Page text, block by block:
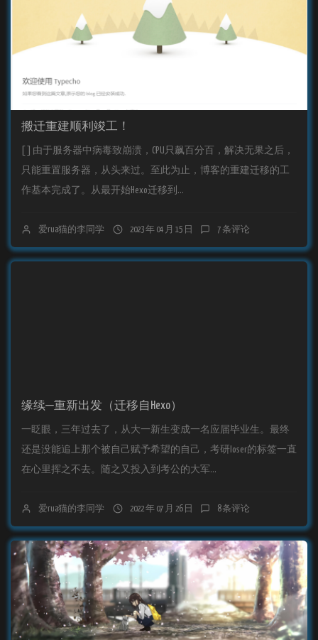
搬迁重建顺利竣工！
[ ] 由于服务器中病毒致崩溃，CPU只飙百分百，解决无果之后，
只能重置服务器，从头来过。至此为止，博客的重建迁移的工
作基本完成了。从最开始Hexo迁移到...
爱rua猫的李同学 2023 年 04 月 15 日 7 条评论
缘续—重新出发（迁移自Hexo）
一眨眼，三年过去了，从大一新生变成一名应届毕业生。最终
还是没能追上那个被自己赋予希望的自己，考研loser的标签一直
在心里挥之不去。随之又投入到考公的大军...
爱rua猫的李同学 2022 年 07 月 26 日 8 条评论